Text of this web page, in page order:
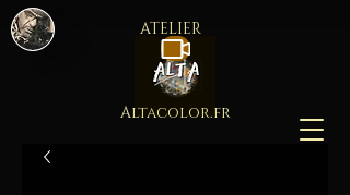
ATELIER
Altacolor.fr